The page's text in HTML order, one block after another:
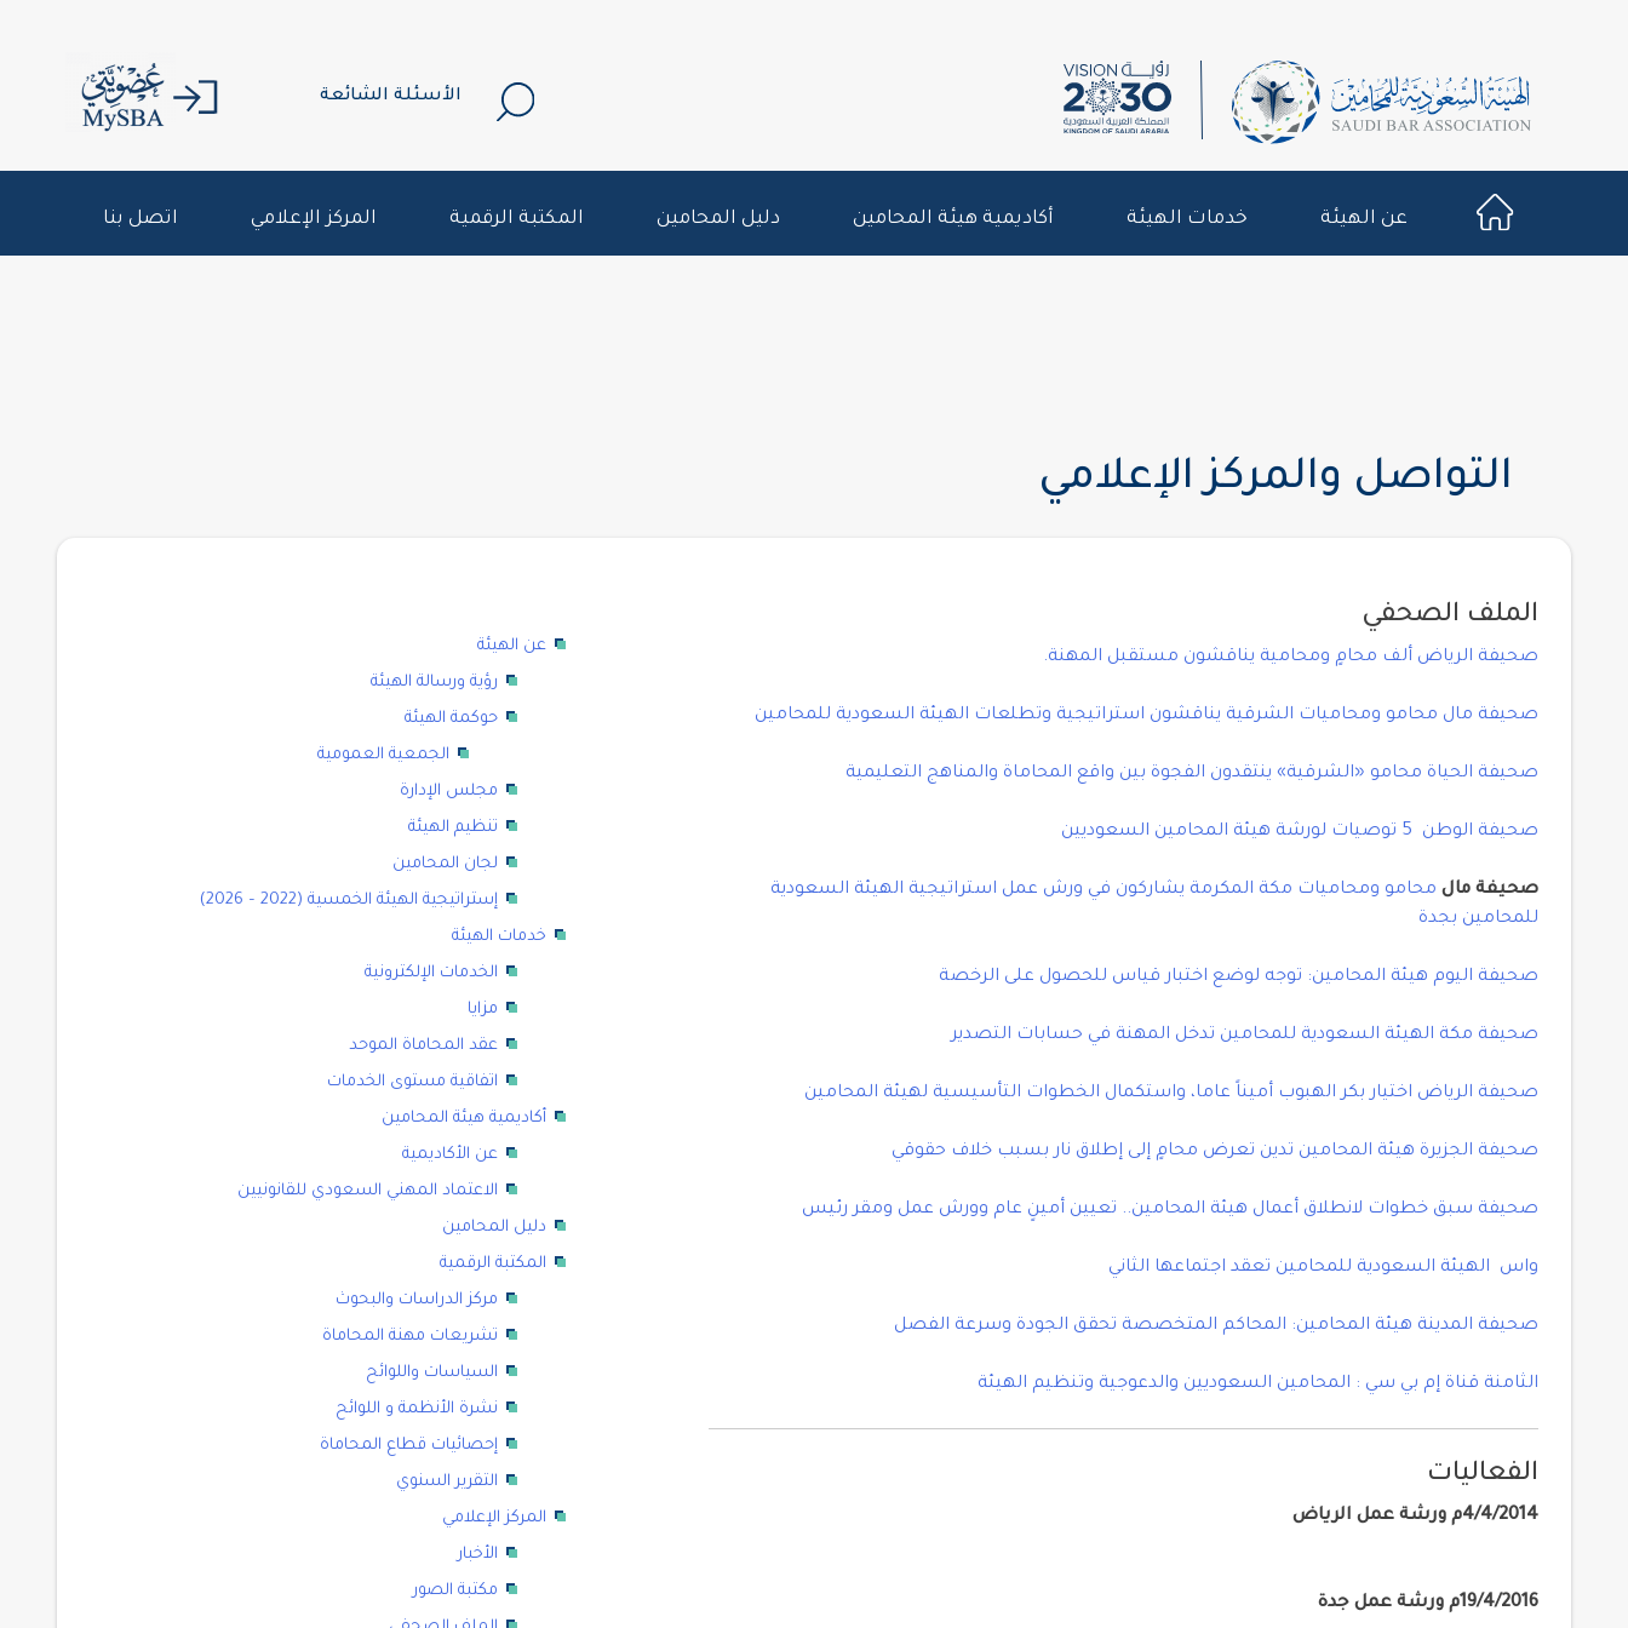
الأسئلة الشائعة
عن الهيئة خدمات الهيئة أكاديمية هيئة المحامين دليل المحامين المكتبة الرقمية المركز الإعلامي اتصل بنا
التواصل والمركز الإعلامي
الملف الصحفي
صحيفة الرياض ألف محامٍ ومحامية يناقشون مستقبل المهنة.
صحيفة مال محامو ومحاميات الشرقية يناقشون استراتيجية وتطلعات الهيئة السعودية للمحامين
صحيفة الحياة محامو «الشرقية» ينتقدون الفجوة بين واقع المحاماة والمناهج التعليمية
صحيفة الوطن 5 توصيات لورشة هيئة المحامين السعوديين
صحيفة مال محامو ومحاميات مكة المكرمة يشاركون في ورش عمل استراتيجية الهيئة السعودية
للمحامين بجدة
صحيفة اليوم هيئة المحامين: توجه لوضع اختبار قياس للحصول على الرخصة
صحيفة مكة الهيئة السعودية للمحامين تدخل المهنة في حسابات التصدير
صحيفة الرياض اختيار بكر الهبوب أميناً عاما، واستكمال الخطوات التأسيسية لهيئة المحامين
صحيفة الجزيرة هيئة المحامين تدين تعرض محامٍ إلى إطلاق نار بسبب خلاف حقوقي
صحيفة سبق خطوات لانطلاق أعمال هيئة المحامين.. تعيين أمينٍ عام وورش عمل ومقر رئيس
واس الهيئة السعودية للمحامين تعقد اجتماعها الثاني
صحيفة المدينة هيئة المحامين: المحاكم المتخصصة تحقق الجودة وسرعة الفصل
الثامنة قناة إم بي سي : المحامين السعوديين والدعوجية وتنظيم الهيئة
الفعاليات
4/4/2014م ورشة عمل الرياض
19/4/2016م ورشة عمل جدة
عن الهيئة
رؤية ورسالة الهيئة
حوكمة الهيئة
الجمعية العمومية
مجلس الإدارة
تنظيم الهيئة
لجان المحامين
إستراتيجية الهيئة الخمسية (2022 – 2026)
خدمات الهيئة
الخدمات الإلكترونية
مزايا
عقد المحاماة الموحد
اتفاقية مستوى الخدمات
أكاديمية هيئة المحامين
عن الأكاديمية
الاعتماد المهني السعودي للقانونيين
دليل المحامين
المكتبة الرقمية
مركز الدراسات والبحوث
تشريعات مهنة المحاماة
السياسات واللوائح
نشرة الأنظمة و اللوائح
إحصائيات قطاع المحاماة
التقرير السنوي
المركز الإعلامي
الأخبار
مكتبة الصور